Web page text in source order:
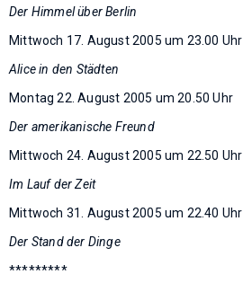
Der Himmel über Berlin
Mittwoch 17. August 2005 um 23.00 Uhr
Alice in den Städten
Montag 22. August 2005 um 20.50 Uhr
Der amerikanische Freund
Mittwoch 24. August 2005 um 22.50 Uhr
Im Lauf der Zeit
Mittwoch 31. August 2005 um 22.40 Uhr
Der Stand der Dinge
*********